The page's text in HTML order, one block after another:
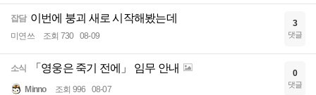
잡담 이번에 붕괴 새로 시작해봤는데
미연쓰 조회 730 08-09
3
댓글
소식 「영웅은 죽기 전에」 임무 안내
Minno 조회 996 08-07
0
댓글